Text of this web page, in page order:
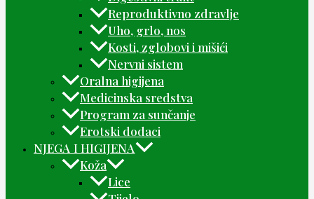
Reproduktivno zdravlje
Uho, grlo, nos
Kosti, zglobovi i mišići
Nervni sistem
Oralna higijena
Medicinska sredstva
Program za sunčanje
Erotski dodaci
NJEGA I HIGIJENA
Koža
Lice